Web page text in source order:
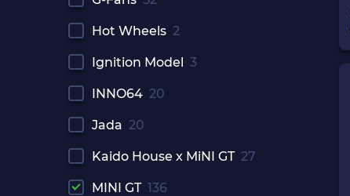
Hot Wheels 2
Ignition Model 3
INNO64 20
Jada 20
Kaido House x MiNI GT 27
MINI GT 136